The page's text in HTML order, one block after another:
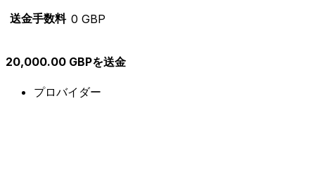
送金手数料 0 GBP
20,000.00 GBPを送金
プロバイダー